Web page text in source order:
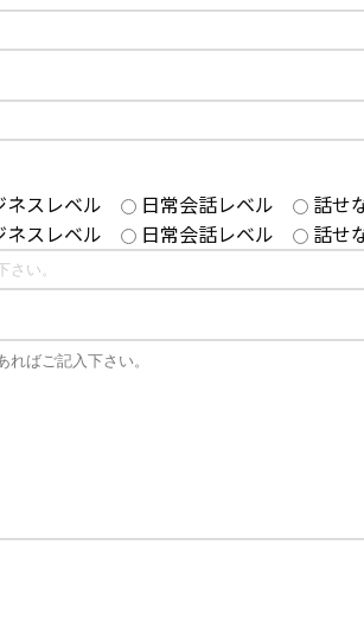
ネスレベル 日常会話レベル
話せ
ネスレベル 日常会話レベル 話せ